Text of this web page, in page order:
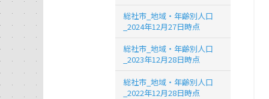
総社市_地域・年齢別人口
_2024年12月27日時点
総社市_地域・年齢別人口
_2023年12月28日時点
総社市_地域・年齢別人口
_2022年12月28日時点